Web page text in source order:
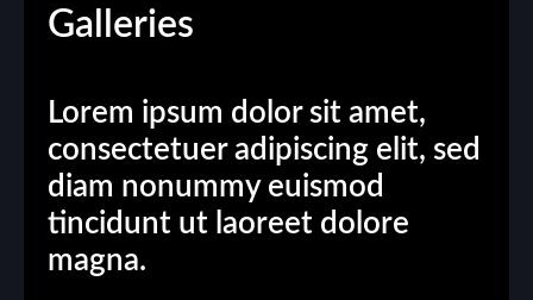
Galleries
Lorem ipsum dolor sit amet,
consectetuer adipiscing elit, sed
diam nonummy euismod
tincidunt ut laoreet dolore
magna.